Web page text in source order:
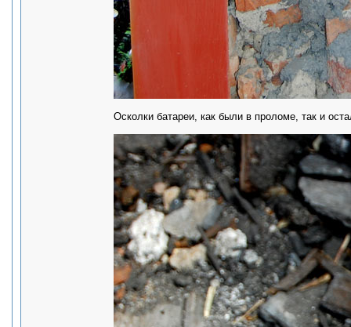
Осколки батареи, как были в проломе, так и